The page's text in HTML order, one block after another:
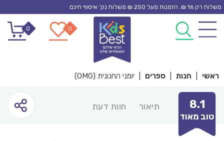
Skip
content
משלוח רק 16 ₪. הזמנות מעל 250 ₪ משלוח נק’ איסוף חינם
0
0
ראשי חנות ספרים יומני החנונית (OMG)
8.1
טוב מאוד
תיאור חוות דעת